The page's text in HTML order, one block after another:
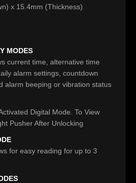
x 15.4mm (Thickness)
MODES
current time, alternative time
alarm settings, countdown
alarm beeping or vibration status
Digital Mode. To View
Pusher After Unlocking
for easy reading for up to 3